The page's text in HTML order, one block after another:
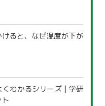
ると、なぜ温度が下が
くわかるシリーズ | 学研